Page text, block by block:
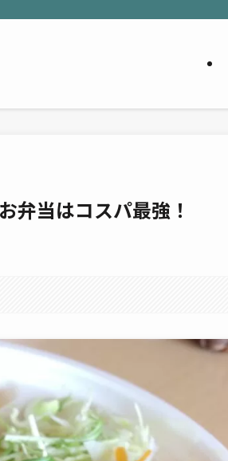
弁当はコスパ最強！